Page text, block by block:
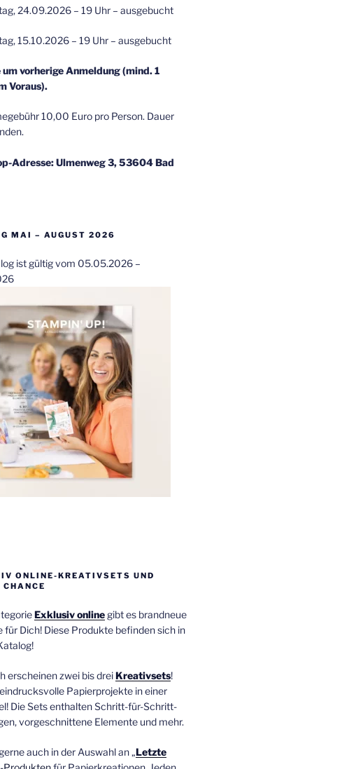
24.09.2026 – 19 Uhr – ausgebucht
15.10.2026 – 19 Uhr – ausgebucht
vorherige Anmeldung (mind. 1
Voraus).
10,00 Euro pro Person. Dauer
Adresse: Ulmenweg 3, 53604 Bad
MAI – AUGUST 2026
ist gültig vom 05.05.2026 –
ONLINE-KREATIVSETS UND
Exklusiv onlinegibt es brandneue
für Dich! Diese Produkte befinden sich in
erscheinen zwei bis drei Kreativsets!
Papierprojekte in einer
Die Sets enthalten Schritt-für-Schritt-
vorgeschnittene Elemente und mehr.
auch in der Auswahl an „Letzte